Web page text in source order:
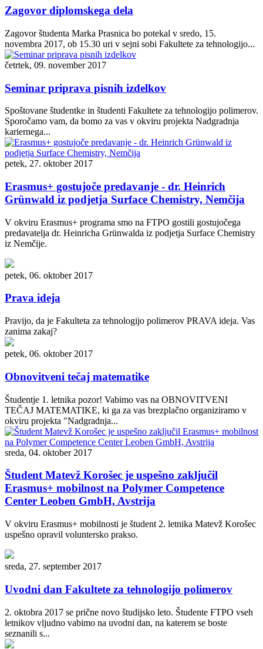
Zagovor diplomskega dela
Zagovor študenta Marka Prasnica bo potekal v sredo, 15.
novembra 2017, ob 15.30 uri v sejni sobi Fakultete za tehnologijo...
četrtek, 09. november 2017
Seminar priprava pisnih izdelkov
Spoštovane študentke in študenti Fakultete za tehnologijo polimerov.
Sporočamo vam, da bomo za vas v okviru projekta Nadgradnja
kariernega...
petek, 27. oktober 2017
Erasmus+ gostujoče predavanje - dr. Heinrich
Grünwald iz podjetja Surface Chemistry, Nemčija
V okviru Erasmus+ programa smo na FTPO gostili gostujočega
predavatelja dr. Heinricha Grünwalda iz podjetja Surface Chemistry
iz Nemčije.
petek, 06. oktober 2017
Prava ideja
Pravijo, da je Fakulteta za tehnologijo polimerov PRAVA ideja. Vas
zanima zakaj?
petek, 06. oktober 2017
Obnovitveni tečaj matematike
Študentje 1. letnika pozor! Vabimo vas na OBNOVITVENI
TEČAJ MATEMATIKE, ki ga za vas brezplačno organiziramo v
okviru projekta "Nadgradnja...
sreda, 04. oktober 2017
Študent Matevž Korošec je uspešno zaključil
Erasmus+ mobilnost na Polymer Competence
Center Leoben GmbH, Avstrija
V okviru Erasmus+ mobilnosti je študent 2. letnika Matevž Korošec
uspešno opravil voluntersko prakso.
sreda, 27. september 2017
Uvodni dan Fakultete za tehnologijo polimerov
2. oktobra 2017 se prične novo študijsko leto. Študente FTPO vseh
letnikov vljudno vabimo na uvodni dan, na katerem se boste
seznanili s...